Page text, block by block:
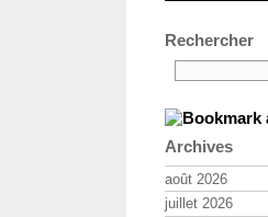
Rechercher
Archives
août 2026
juillet 2026